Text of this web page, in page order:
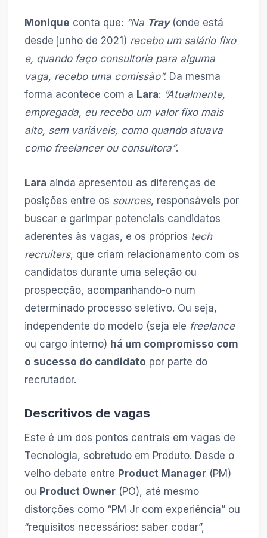
Monique conta que: “Na Tray (onde está
desde junho de 2021) recebo um salário fixo
e, quando faço consultoria para alguma
vaga, recebo uma comissão”.Da mesma
forma acontece com a Lara: “Atualmente,
empregada, eu recebo um valor fixo mais
alto, sem variáveis, como quando atuava
como freelancer ou consultora”.
Lara ainda apresentou as diferenças de
posições entre os sources, responsáveis por
buscar e garimpar potenciais candidatos
aderentes às vagas, e os próprios tech
recruiters, que criam relacionamento com os
candidatos durante uma seleção ou
prospecção, acompanhando-o num
determinado processo seletivo. Ou seja,
independente do modelo (seja ele freelance
ou cargo interno) há um compromisso com
o sucesso do candidato por parte do
recrutador.
Descritivos de vagas
Este é um dos pontos centrais em vagas de
Tecnologia, sobretudo em Produto. Desde o
velho debate entre Product Manager(PM)
ou Product Owner(PO), até mesmo
distorções como “PM Jr com experiência” ou
“requisitos necessários: saber codar”,